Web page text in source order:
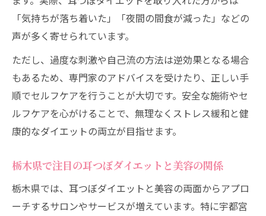
「気持ちが落ち着いた」「夜間の間食が減った」などの
声が多く寄せられています。
ただし、過度な刺激や自己流の方法は逆効果となる場合
もあるため、専門家のアドバイスを受けたり、正しい手
順でセルフケアを行うことが大切です。安全な施術やセ
ルフケアを心がけることで、無理なくストレス緩和と健
康的なダイエットの両立が目指せます。
栃木県で注目の耳つぼダイエットと美容の関係
栃木県では、耳つぼダイエットと美容の両面からアプロ
ーチするサロンやサービスが増えています。特に宇都宮